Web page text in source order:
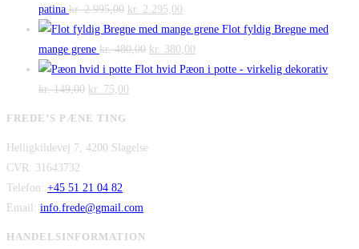
kr. 140,00.
var:
er:
patina kr.2.995,00 Den
oprindelige
pris
var:
kr. 2.995,00.
kr. 2.295,00
aktuelle
pris
er:
Flot fyldig Bregne med
mange grene kr.480,00 Den
oprindelige
kr. 380,00
aktuelle
Flot hvid Pæon i potte - virkelig dekorativ
kr.149,00 Den
var:
kr. 75,00
er:
FREDE’S PÆNE TING
Helligkildevej 7, 4200 Slagelse
CVR: 31643732
Telefon: +45 51 21 04 82
Email: info.frede@gmail.com
HANDELSINFORMATION